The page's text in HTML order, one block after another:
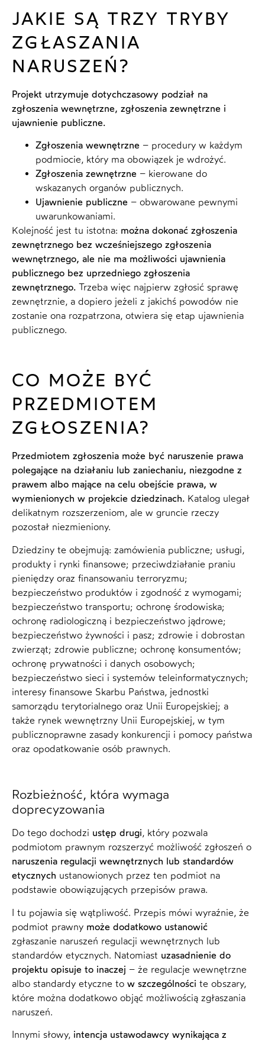
JAKIE SĄ TRZY TRYBY
ZGŁASZANIA
NARUSZEŃ?
Projekt utrzymuje dotychczasowy podział na
zgłoszenia wewnętrzne, zgłoszenia zewnętrzne i
ujawnienie publiczne.
Zgłoszenia wewnętrzne – procedury w każdym
podmiocie, który ma obowiązek je wdrożyć.
Zgłoszenia zewnętrzne – kierowane do
wskazanych organów publicznych.
Ujawnienie publiczne – obwarowane pewnymi
uwarunkowaniami.
Kolejność jest tu istotna: można dokonać zgłoszenia
zewnętrznego bez wcześniejszego zgłoszenia
wewnętrznego, ale nie ma możliwości ujawnienia
publicznego bez uprzedniego zgłoszenia
zewnętrznego. Trzeba więc najpierw zgłosić sprawę
zewnętrznie, a dopiero jeżeli z jakichś powodów nie
zostanie ona rozpatrzona, otwiera się etap ujawnienia
publicznego.
CO MOŻE BYĆ
PRZEDMIOTEM
ZGŁOSZENIA?
Przedmiotem zgłoszenia może być naruszenie prawa
polegające na działaniu lub zaniechaniu, niezgodne z
prawem albo mające na celu obejście prawa, w
wymienionych w projekcie dziedzinach. Katalog ulegał
delikatnym rozszerzeniom, ale w gruncie rzeczy
pozostał niezmieniony.
Dziedziny te obejmują: zamówienia publiczne; usługi,
produkty i rynki finansowe; przeciwdziałanie praniu
pieniędzy oraz finansowaniu terroryzmu;
bezpieczeństwo produktów i zgodność z wymogami;
bezpieczeństwo transportu; ochronę środowiska;
ochronę radiologiczną i bezpieczeństwo jądrowe;
bezpieczeństwo żywności i pasz; zdrowie i dobrostan
zwierząt; zdrowie publiczne; ochronę konsumentów;
ochronę prywatności i danych osobowych;
bezpieczeństwo sieci i systemów teleinformatycznych;
interesy finansowe Skarbu Państwa, jednostki
samorządu terytorialnego oraz Unii Europejskiej; a
także rynek wewnętrzny Unii Europejskiej, w tym
publicznoprawne zasady konkurencji i pomocy państwa
oraz opodatkowanie osób prawnych.
Rozbieżność, która wymaga
doprecyzowania
Do tego dochodzi ustęp drugi, który pozwala
podmiotom prawnym rozszerzyć możliwość zgłoszeń o
naruszenia regulacji wewnętrznych lub standardów
etycznych ustanowionych przez ten podmiot na
podstawie obowiązujących przepisów prawa.
I tu pojawia się wątpliwość. Przepis mówi wyraźnie, że
podmiot prawny może dodatkowo ustanowić
zgłaszanie naruszeń regulacji wewnętrznych lub
standardów etycznych. Natomiast uzasadnienie do
projektu opisuje to inaczej – że regulacje wewnętrzne
albo standardy etyczne to w szczególności te obszary,
które można dodatkowo objąć możliwością zgłaszania
naruszeń.
Innymi słowy, intencja ustawodawcy wynikająca z